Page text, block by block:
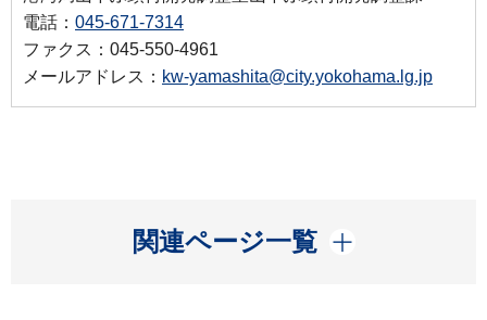
電話： 045-671-7314
ファクス：045-550-4961
メールアドレス： kw-yamashita@city.yokohama.lg.jp
関連ページ一覧
開く